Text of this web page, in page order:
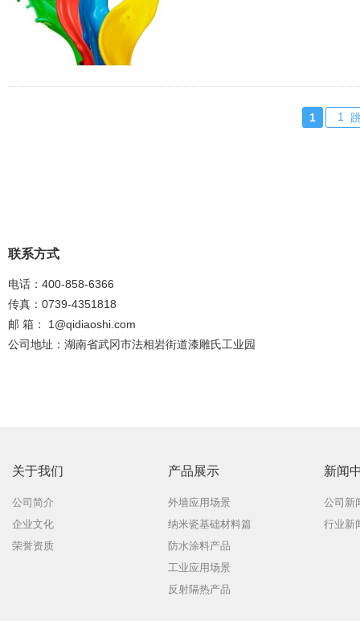
1
联系方式
电话：400-858-6366
传真：0739-4351818
邮 箱： 1@qidiaoshi.com
公司地址：湖南省武冈市法相岩街道漆雕氏工业园
关于我们
公司简介
企业文化
荣誉资质
产品展示
外墙应用场景
纳米瓷基础材料篇
防水涂料产品
工业应用场景
反射隔热产品
新闻
公司新
行业新